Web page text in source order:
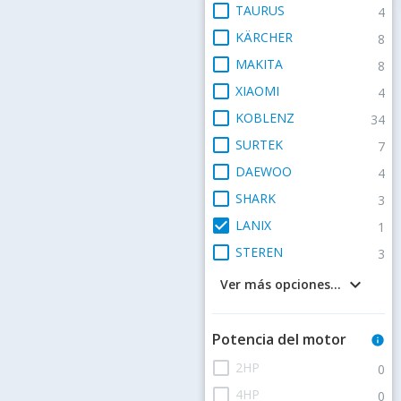
check_box_outline_blank TAURUS 4
check_box_outline_blank KÄRCHER 8
check_box_outline_blank MAKITA 8
check_box_outline_blank XIAOMI 4
check_box_outline_blank KOBLENZ 34
check_box_outline_blank SURTEK 7
check_box_outline_blank DAEWOO 4
check_box_outline_blank SHARK 3
check_box LANIX 1
check_box_outline_blank STEREN 3
keyboard_arrow_down
Ver más opciones...
Potencia del motor info
check_box_outline_blank 2HP 0
check_box_outline_blank 4HP 0